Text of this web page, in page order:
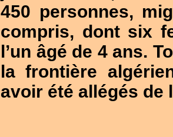
450 personnes,
compris, dont six
l’un âgé de 4 ans.
la frontière
avoir été allégés de